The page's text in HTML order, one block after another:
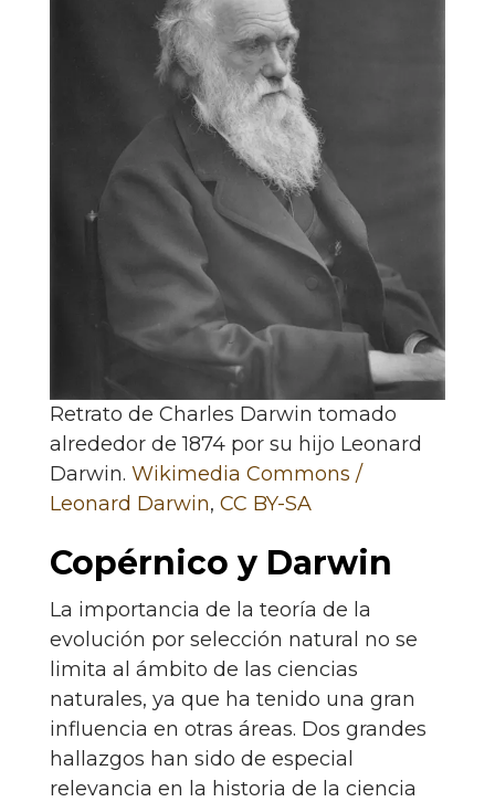
Retrato de Charles Darwin tomado
alrededor de 1874 por su hijo Leonard
Darwin. Wikimedia Commons /
Leonard Darwin, CC BY-SA
Copérnico y Darwin
La importancia de la teoría de la
evolución por selección natural no se
limita al ámbito de las ciencias
naturales, ya que ha tenido una gran
influencia en otras áreas. Dos grandes
hallazgos han sido de especial
relevancia en la historia de la ciencia